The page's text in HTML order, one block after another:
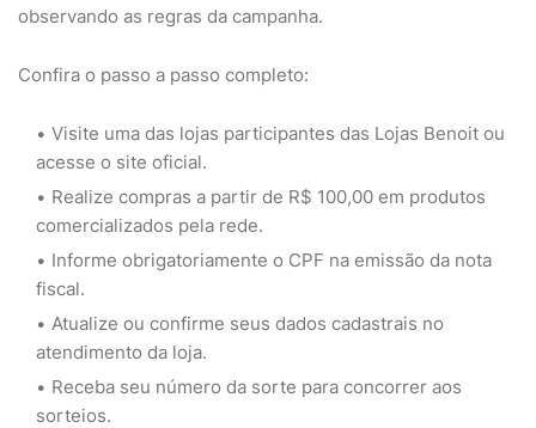
observando as regras da campanha.
Confira o passo a passo completo:
Visite uma das lojas participantes das Lojas Benoit ou
acesse o site oficial.
Realize compras a partir de R$ 100,00 em produtos
comercializados pela rede.
Informe obrigatoriamente o CPF na emissão da nota
fiscal.
Atualize ou confirme seus dados cadastrais no
atendimento da loja.
Receba seu número da sorte para concorrer aos
sorteios.